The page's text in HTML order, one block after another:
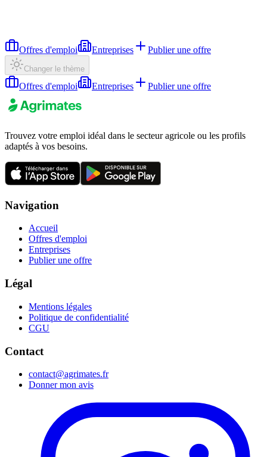
Offres d'emploi Entreprises Publier une offre
Changer le thème
Offres d'emploi Entreprises Publier une offre
Trouvez votre emploi idéal dans le secteur agricole ou les profils
adaptés à vos besoins.
Navigation
Accueil
Offres d'emploi
Entreprises
Publier une offre
Légal
Mentions légales
Politique de confidentialité
CGU
Contact
contact@agrimates.fr
Donner mon avis